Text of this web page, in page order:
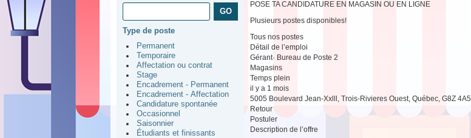
Type de poste
Permanent
Temporaire
Affectation ou contrat
Stage
Encadrement - Permanent
Encadrement - Affectation
Candidature spontanée
Occasionnel
Saisonnier
Étudiants et finissants
POSE TA CANDIDATURE EN MAGASIN OU EN LIGNE
Plusieurs postes disponibles!
Tous nos postes
Détail de l’emploi
Gérant· Bureau de Poste 2
Magasins
Temps plein
il y a 1 mois
5005 Boulevard Jean-Xxlll, Trois-Rivieres Ouest, Québec, G8Z 4A5
Retour
Postuler
Description de l’offre